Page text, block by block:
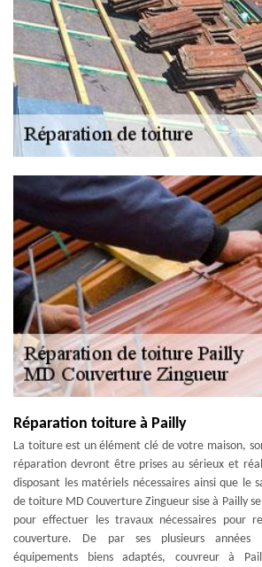
Réparation toiture à Pailly
La toiture est un élément clé de votre maison,
réparation devront être prises au sérieux et
disposant les matériels nécessaires ainsi que le
de toiture MD Couverture Zingueur sise à Pailly
pour effectuer les travaux nécessaires pour
couverture. De par ses plusieurs années
équipements biens adaptés, couvreur à